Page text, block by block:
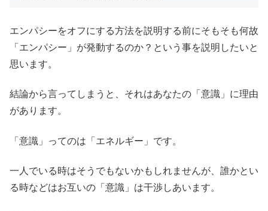
エンパシーをオフにする方法を説明する前にそもそも何故
「エンパシー」が発動するのか？という事を説明したいと
思います。
結論から言ってしまうと、それはあなたの「意識」に理由
があります。
「意識」ってのは「エネルギー」です。
一人でいる時はそうでもないかもしれませんが、誰かとい
る時などはお互いの「意識」は干渉しあいます。